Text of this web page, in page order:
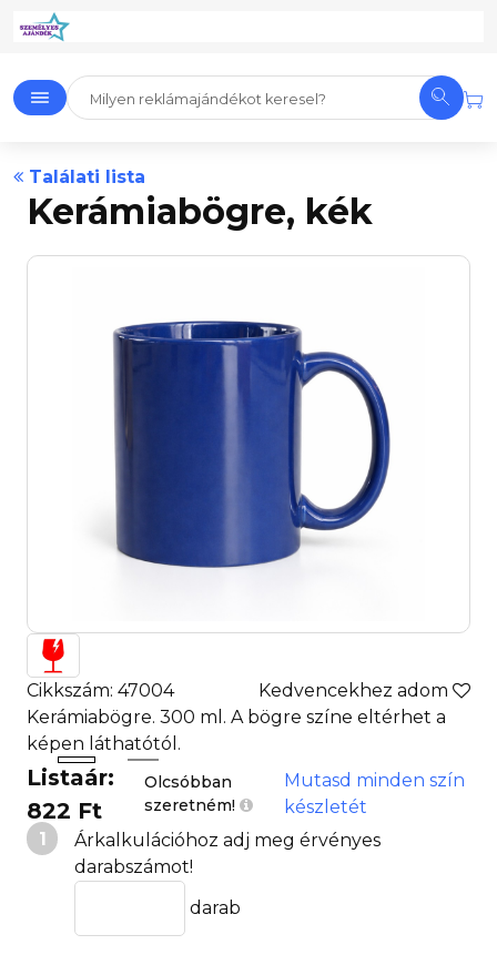
Találati lista
Kerámiabögre, kék
Cikkszám: 47004
Kedvencekhez adom
Kerámiabögre. 300 ml. A bögre színe eltérhet a
képen láthatótól.
Listaár:
822 Ft
Olcsóbban
szeretném!
Mutasd minden szín
készletét
1
Árkalkulációhoz adj meg érvényes
darabszámot!
darab